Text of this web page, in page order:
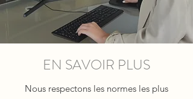
EN SAVOIR PLUS
Nous respectons les normes les plus